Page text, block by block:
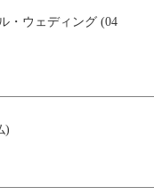
・ウェディング (04
)